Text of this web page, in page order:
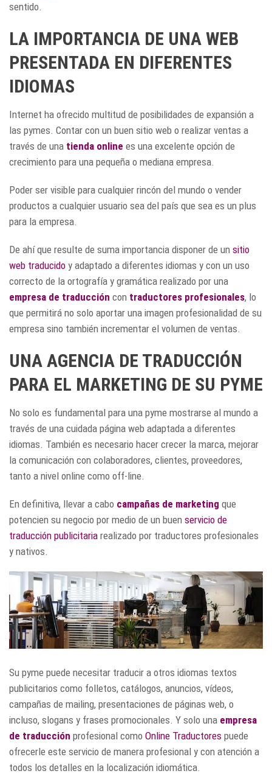
sentido.
LA IMPORTANCIA DE UNA WEB
PRESENTADA EN DIFERENTES
IDIOMAS
Internet ha ofrecido multitud de posibilidades de expansión a
las pymes. Contar con un buen sitio web o realizar ventas a
través de una tienda online es una excelente opción de
crecimiento para una pequeña o mediana empresa.
Poder ser visible para cualquier rincón del mundo o vender
productos a cualquier usuario sea del país que sea es un plus
para la empresa.
De ahí que resulte de suma importancia disponer de un sitio
web traducido y adaptado a diferentes idiomas y con un uso
correcto de la ortografía y gramática realizado por una
empresa de traducción con traductores profesionales, lo
que permitirá no solo aportar una imagen profesionalidad de su
empresa sino también incrementar el volumen de ventas.
UNA AGENCIA DE TRADUCCIÓN
PARA EL MARKETING DE SU PYME
No solo es fundamental para una pyme mostrarse al mundo a
través de una cuidada página web adaptada a diferentes
idiomas. También es necesario hacer crecer la marca, mejorar
la comunicación con colaboradores, clientes, proveedores,
tanto a nivel online como off-line.
En definitiva, llevar a cabo campañas de marketing que
potencien su negocio por medio de un buen servicio de
traducción publicitaria realizado por traductores profesionales
y nativos.
Su pyme puede necesitar traducir a otros idiomas textos
publicitarios como folletos, catálogos, anuncios, vídeos,
campañas de mailing, presentaciones de páginas web, o
incluso, slogans y frases promocionales. Y solo una empresa
de traducción profesional como Online Traductores puede
ofrecerle este servicio de manera profesional y con atención a
todos los detalles en la localización idiomática.